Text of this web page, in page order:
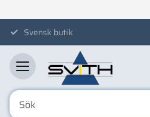
MenySvensk butik